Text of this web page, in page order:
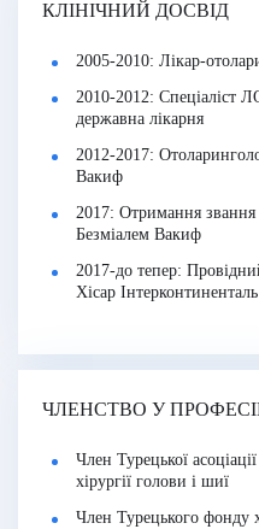
КЛІНІЧНИЙ ДОСВІД
2005-2010: Лікар-
2010-2012: Спеціаліст
державна лікарня
2012-2017:
Вакиф
2017: Отримання звання
Безміалем Вакиф
2017-до тепер:
Хісар Інтерконтиненталь
ЧЛЕНСТВО У
Член Турецької
хірургії голови і шиї
Член Турецького фонду